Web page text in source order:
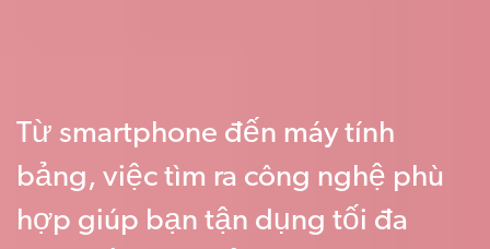
Từ smartphone đến máy tính
bảng, việc tìm ra công nghệ phù
hợp giúp bạn tận dụng tối đa